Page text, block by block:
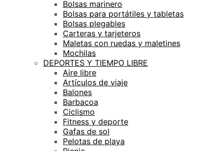
Bolsas marinero
Bolsas para portátiles y tabletas
Bolsas plegables
Carteras y tarjeteros
Maletas con ruedas y maletines
Mochilas
DEPORTES Y TIEMPO LIBRE
Aire libre
Artículos de viaje
Balones
Barbacoa
Ciclismo
Fitness y deporte
Gafas de sol
Pelotas de playa